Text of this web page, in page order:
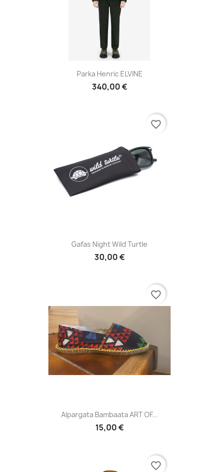
Parka Henric ELVINE
340,00 €
Gafas Night Wild Turtle
30,00 €
favorite_border
Alpargata Bambaata ART OF...
15,00 €
favorite_border
favorite_border